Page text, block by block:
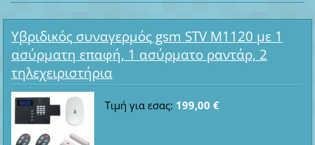
Υβριδικός συναγερμός gsm STV M1120 με 1
ασύρματη επαφή, 1 ασύρματο ραντάρ, 2
τηλεχειριστήρια
Τιμή για εσας: 199,00 €